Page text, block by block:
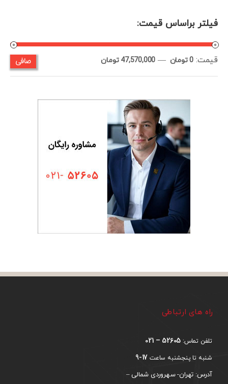
فیلتر براساس قیمت:
حداقل
قیمت
حداكثر
قيمت
صافی قيمت: 0 تومان — 47,570,000 تومان
راه های ارتباطی
تلفن تماس: 52605 – 021
شنبه تا پنجشنبه ساعت 17-9
آدرس: تهران- سهروردی شمالی –